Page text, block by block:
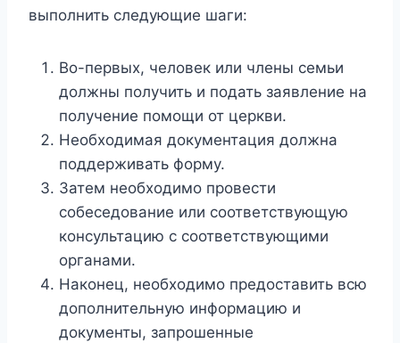
выполнить следующие шаги:
Во-первых, человек или члены семьи
должны получить и подать заявление на
получение помощи от церкви.
Необходимая документация должна
поддерживать форму.
Затем необходимо провести
собеседование или соответствующую
консультацию с соответствующими
органами.
Наконец, необходимо предоставить всю
дополнительную информацию и
документы, запрошенные